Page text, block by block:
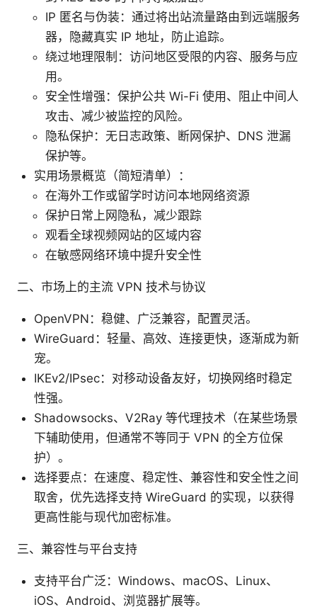
IP 匿名与伪装：通过将出站流量路由到远端服务
器，隐藏真实 IP 地址，防止追踪。
绕过地理限制：访问地区受限的内容、服务与应
用。
安全性增强：保护公共 Wi-Fi 使用、阻止中间人
攻击、减少被监控的风险。
隐私保护：无日志政策、断网保护、DNS 泄漏
保护等。
实用场景概览（简短清单）：
在海外工作或留学时访问本地网络资源
保护日常上网隐私，减少跟踪
观看全球视频网站的区域内容
在敏感网络环境中提升安全性
二、市场上的主流 VPN 技术与协议
OpenVPN：稳健、广泛兼容，配置灵活。
WireGuard：轻量、高效、连接更快，逐渐成为新
宠。
IKEv2/IPsec：对移动设备友好，切换网络时稳定
性强。
Shadowsocks、V2Ray 等代理技术（在某些场景
下辅助使用，但通常不等同于 VPN 的全方位保
护）。
选择要点：在速度、稳定性、兼容性和安全性之间
取舍，优先选择支持 WireGuard 的实现，以获得
更高性能与现代加密标准。
三、兼容性与平台支持
支持平台广泛：Windows、macOS、Linux、
iOS、Android、浏览器扩展等。